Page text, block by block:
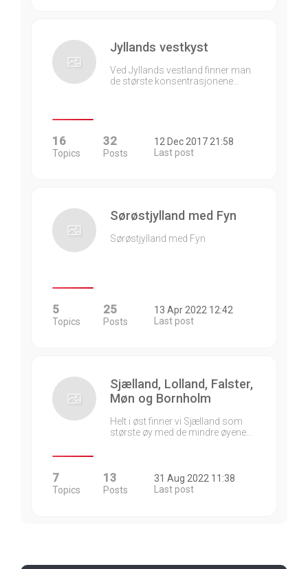
Jyllands vestkyst
Ved Jyllands vestland finner man
de største konsentrasjonene…
16
Topics
32
Posts
12 Dec 2017 21:58
Last post
Sørøstjylland med Fyn
Sørøstjylland med Fyn
5
Topics
25
Posts
13 Apr 2022 12:42
Last post
Sjælland, Lolland, Falster,
Møn og Bornholm
Helt i øst finner vi Sjælland som
største øy med de mindre øyene…
7
Topics
13
Posts
31 Aug 2022 11:38
Last post